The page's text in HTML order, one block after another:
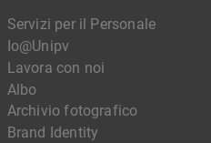
Servizi per il Personale
Io@Unipv
Lavora con noi
Albo
Archivio fotografico
Brand Identity